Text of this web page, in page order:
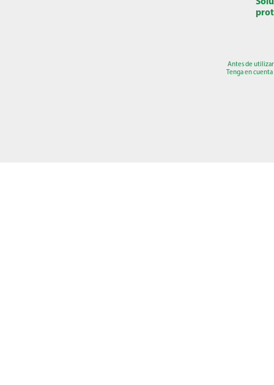
Antes de
Tenga en